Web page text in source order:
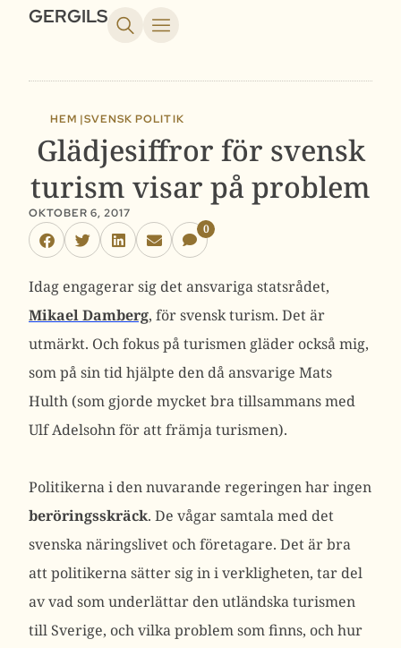
GERGILS
HEM |SVENSK POLITIK
Glädjesiffror för svensk
turism visar på problem
OKTOBER 6, 2017
0
Idag engagerar sig det ansvariga statsrådet,
Mikael Damberg, för svensk turism. Det är
utmärkt. Och fokus på turismen gläder också mig,
som på sin tid hjälpte den då ansvarige Mats
Hulth (som gjorde mycket bra tillsammans med
Ulf Adelsohn för att främja turismen).
Politikerna i den nuvarande regeringen har ingen
beröringsskräck. De vågar samtala med det
svenska näringslivet och företagare. Det är bra
att politikerna sätter sig in i verkligheten, tar del
av vad som underlättar den utländska turismen
till Sverige, och vilka problem som finns, och hur